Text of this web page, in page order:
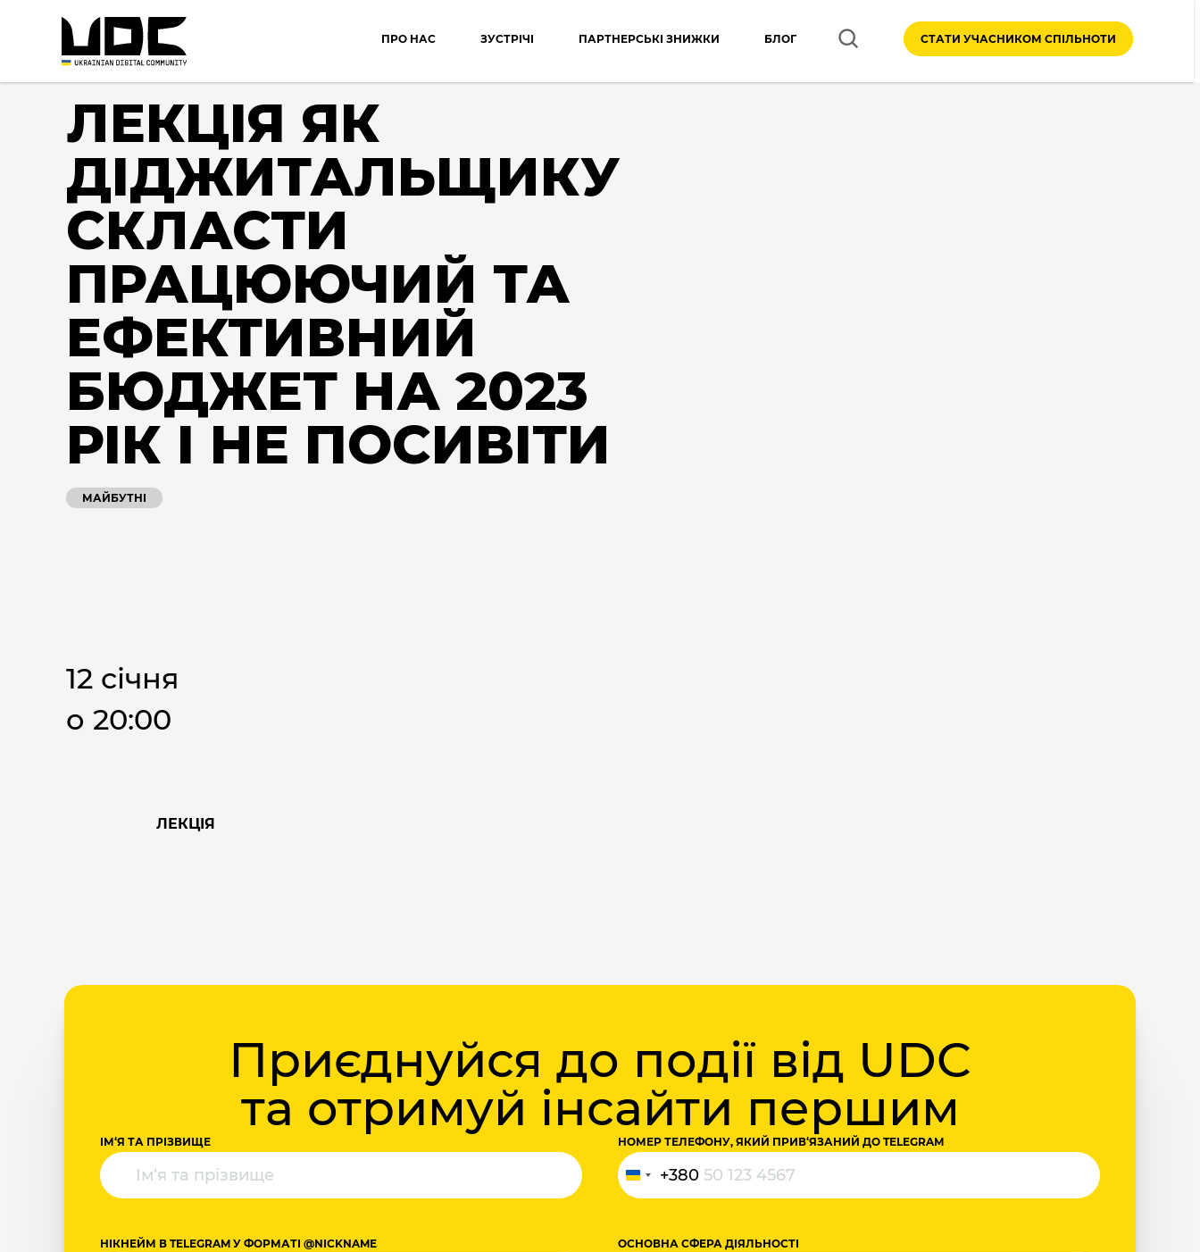
ПРО НАС ЗУСТРІЧІ ПАРТНЕРСЬКІ ЗНИЖКИ БЛОГ СТАТИ УЧАСНИКОМ СПІЛЬНОТИ
ЛЕКЦІЯ ЯК
ДІДЖИТАЛЬЩИКУ
СКЛАСТИ
ПРАЦЮЮЧИЙ ТА
ЕФЕКТИВНИЙ
БЮДЖЕТ НА 2023
РІК І НЕ ПОСИВІТИ
МАЙБУТНІ
12 січня
о 20:00
ЛЕКЦІЯ
Приєднуйся до події від UDC
та отримуй інсайти першим
ІМ‘Я ТА ПРІЗВИЩЕ НОМЕР ТЕЛЕФОНУ, ЯКИЙ ПРИВ‘ЯЗАНИЙ ДО TELEGRAM
Україна
+380
+380
НІКНЕЙМ В TELEGRAM У ФОРМАТІ @NICKNAME ОСНОВНА СФЕРА ДІЯЛЬНОСТІ